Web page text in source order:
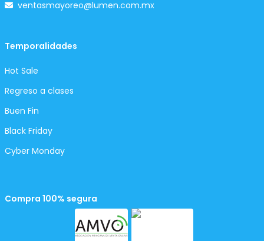
ventasmayoreo@lumen.com.mx
Temporalidades
Hot Sale
Regreso a clases
Buen Fin
Black Friday
Cyber Monday
Compra 100% segura